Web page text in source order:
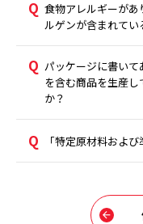
食物アレルギーがあ
ルゲンが含まれてい
パッケージに書い
を含む商品を生産
か？
「特定原材料およ